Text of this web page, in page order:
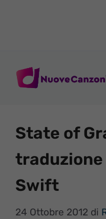
State of
traduzione
Swift
24 Ottobre 2012 di